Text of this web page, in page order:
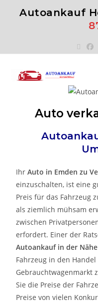
Autoankauf
Auto
IhrAuto in Emdenzu
einzuschalten, ist eine
Preis für das Fahrzeug
als ziemlich mühsam
zwischen
erfordert. Einer der
Autoankauf in der Nähe
Fahrzeug in den
Gebrauchtwagenmarkt
Sie die Preise der
Preise von vielen